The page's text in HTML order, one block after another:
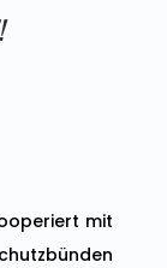
mit